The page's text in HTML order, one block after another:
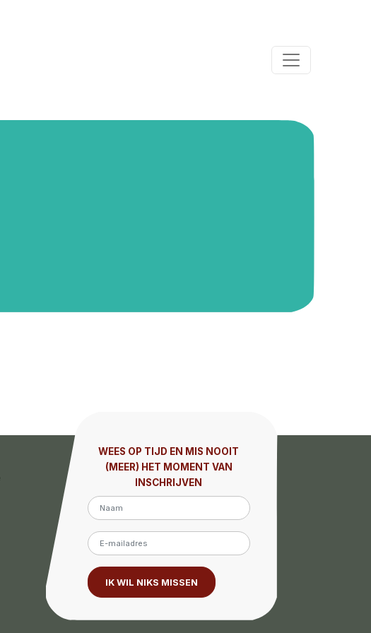
WEES OP TIJD EN MIS NOOIT
(MEER) HET MOMENT VAN
INSCHRIJVEN
IK WIL NIKS MISSEN